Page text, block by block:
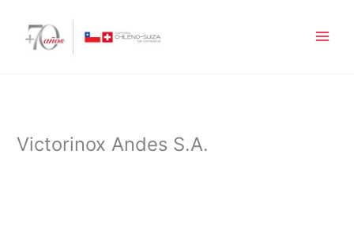
contenido
Victorinox Andes S.A.